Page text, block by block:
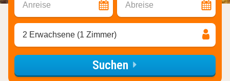
Anreise Abreise
2 Erwachsene (1 Zimmer)
Suchen